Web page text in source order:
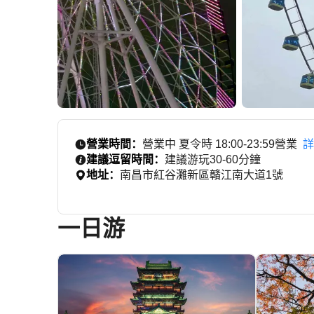
營業時間： 營業中 夏令時 18:00-23:59營業
建議逗留時間： 建議游玩30-60分鐘
地址： 南昌市紅谷灘新區贛江南大道1號
一日游